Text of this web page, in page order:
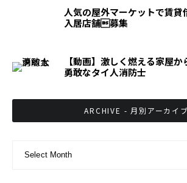
人気の屋外マーケットで賃貸
入居店舗募集
【動画】激しく燃える家屋
勇敢なタイ人消防士
ARCHIVE - 月別アーカイブ